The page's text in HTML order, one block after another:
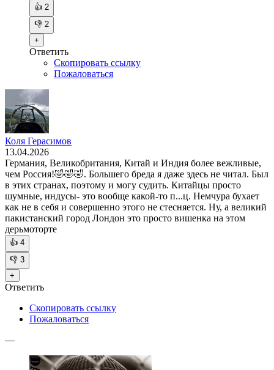
👍 2
👎 2
+
Ответить
Скопировать ссылку
Пожаловаться
Коля Герасимов
13.04.2026
Германия, Великобритания, Китай и Индия более вежливые,
чем Россия!🤣🤣🤣. Большего бреда я даже здесь не читал. Был
в этих странах, поэтому и могу судить. Китайцы просто
шумные, индусы- это вообще какой-то п...ц. Немчура бухает
как не в себя и совершенно этого не стесняется. Ну, а великий
пакистанский город Лондон это просто вишенка на этом
дерьмоторте
👍 4
👎 3
+
Ответить
Скопировать ссылку
Пожаловаться
—